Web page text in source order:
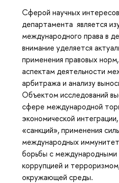
Сферой научных
департамента является
международного права в
внимание уделяется
применения правовых
аспектам деятельности
арбитража и анализу
Объектом исследований
сфере международной
экономической
«санкций», применения
международных
борьбы с международными
коррупцией и
окружающей среды.